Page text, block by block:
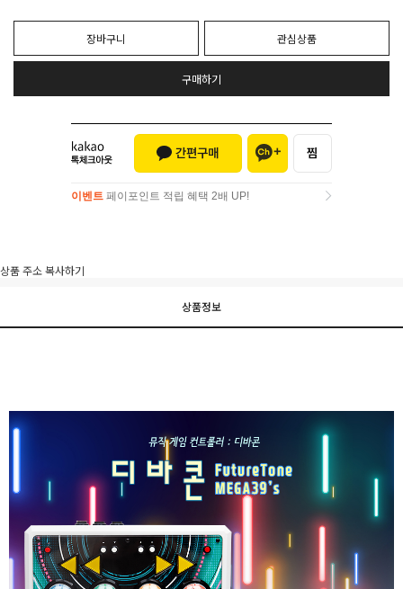
장바구니 관심상품
구매하기
이벤트 페이포인트 적립 혜택 2배 UP!
상품 주소 복사하기
상품정보